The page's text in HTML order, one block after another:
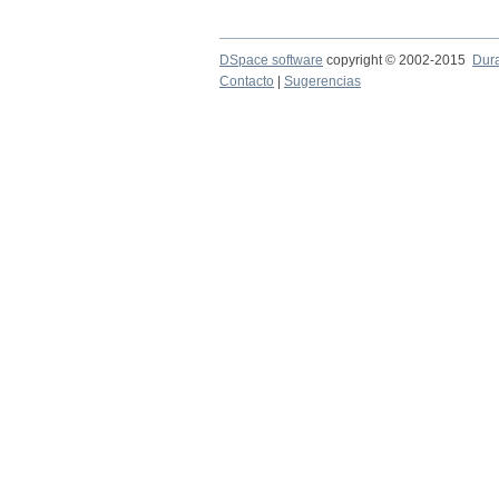
DSpace software copyright © 2002-2015
Contacto
Sugerencias